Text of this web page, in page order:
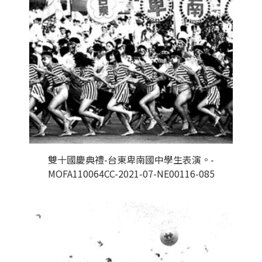
雙十國慶典禮-台東卑南國中學生表演。-
MOFA110064CC-2021-07-NE00116-085